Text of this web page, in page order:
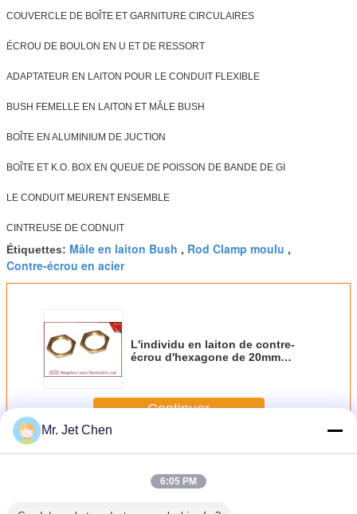
COUVERCLE DE BOÎTE ET GARNITURE CIRCULAIRES
ÉCROU DE BOULON EN U ET DE RESSORT
ADAPTATEUR EN LAITON POUR LE CONDUIT FLEXIBLE
BUSH FEMELLE EN LAITON ET MÂLE BUSH
BOÎTE EN ALUMINIUM DE JUCTION
BOÎTE ET K.O. BOX EN QUEUE DE POISSON DE BANDE DE GI
LE CONDUIT MEURENT ENSEMBLE
CINTREUSE DE CODNUIT
Étiquettes: Mâle en laiton Bush , Rod Clamp moulu ,
Contre-écrou en acier
L'individu en laiton de contre-
écrou d'hexagone de 20mm
ordinateur traitant le fil femelle
Continuer
PlusAccessoires de câblage électriques en laiton
Mr. Jet Chen
6:05 PM